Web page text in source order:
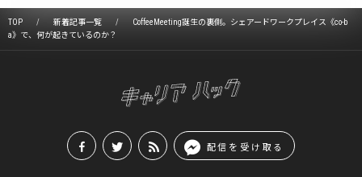
TOP 新着記事一覧
CoffeeMeeting誕生の裏側。シェアードワークプレイス《co-b
a》で、何が起きているのか？
配信を受け取る